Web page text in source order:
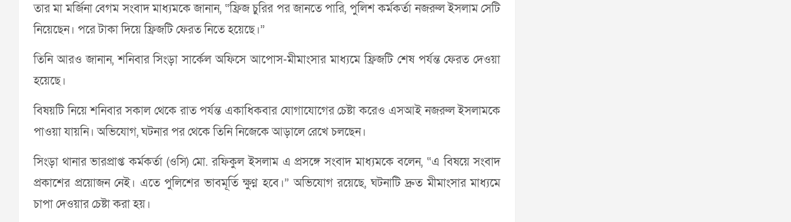
তার মা মর্জিনা বেগম সংবাদ মাধ্যমকে জানান, “ফ্রিজ চুরির পর জানতে পারি, পুলিশ কর্মকর্তা নজরুল ইসলাম সেটি
নিয়েছেন। পরে টাকা দিয়ে ফ্রিজটি ফেরত নিতে হয়েছে।”
তিনি আরও জানান, শনিবার সিংড়া সার্কেল অফিসে আপোস-মীমাংসার মাধ্যমে ফ্রিজটি শেষ পর্যন্ত ফেরত দেওয়া
হয়েছে।
বিষয়টি নিয়ে শনিবার সকাল থেকে রাত পর্যন্ত একাধিকবার যোগাযোগের চেষ্টা করেও এসআই নজরুল ইসলামকে
পাওয়া যায়নি। অভিযোগ, ঘটনার পর থেকে তিনি নিজেকে আড়ালে রেখে চলছেন।
সিংড়া থানার ভারপ্রাপ্ত কর্মকর্তা (ওসি) মো. রফিকুল ইসলাম এ প্রসঙ্গে সংবাদ মাধ্যমকে বলেন, “এ বিষয়ে সংবাদ
প্রকাশের প্রয়োজন নেই। এতে পুলিশের ভাবমূর্তি ক্ষুণ্ণ হবে।” অভিযোগ রয়েছে, ঘটনাটি দ্রুত মীমাংসার মাধ্যমে
চাপা দেওয়ার চেষ্টা করা হয়।